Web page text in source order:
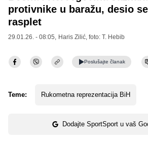
protivnike u baražu, desio
rasplet
29.01.26. - 08:05, Haris Zilić , foto: T. Hebib
Poslušajte članak
Teme: Rukometna reprezentacija BiH
Dodajte SportSport u vaš